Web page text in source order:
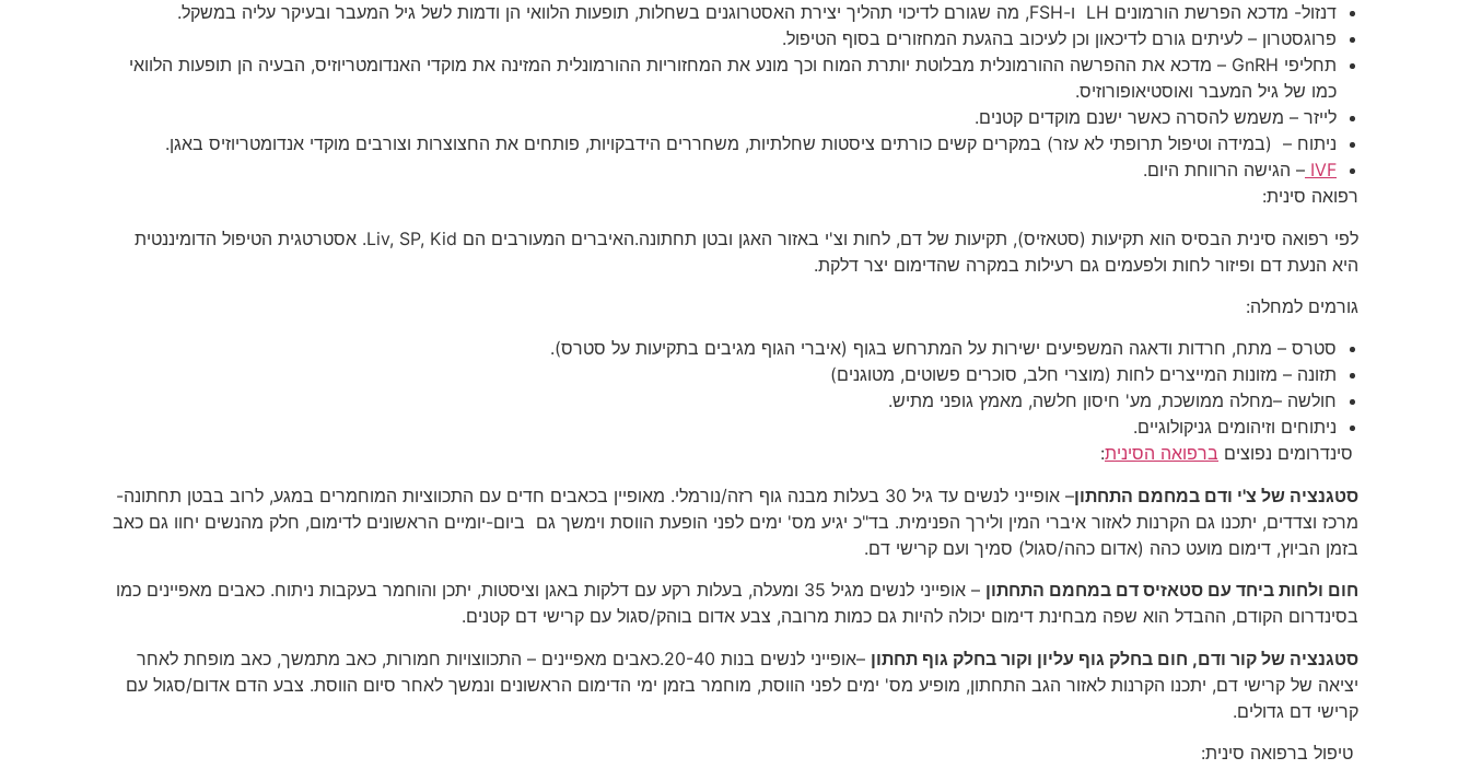
דנזול- מדכא הפרשת הורמונים LH ו-FSH, מה שגורם לדיכוי תהליך יצירת האסטרוגנים בשחלות, תופעות הלוואי הן ודמות לשל גיל המעבר ובעיקר עליה במשקל.
פרוגסטרון – לעיתים גורם לדיכאון וכן לעיכוב בהגעת המחזורים בסוף הטיפול.
תחליפי GnRH – מדכא את ההפרשה ההורמונלית מבלוטת יותרת המוח וכך מונע את המחזוריות ההורמונלית המזינה את מוקדי האנדומטריוזיס, הבעיה הן תופעות הלוואי
כמו של גיל המעבר ואוסטיאופורוזיס.
לייזר – משמש להסרה כאשר ישנם מוקדים קטנים.
ניתוח – (במידה וטיפול תרופתי לא עזר) במקרים קשים כורתים ציסטות שחלתיות, משחררים הידבקויות, פותחים את החצוצרות וצורבים מוקדי אנדומטריוזיס באגן.
IVF – הגישה הרווחת היום.
רפואה סינית:
לפי רפואה סינית הבסיס הוא תקיעות (סטאזיס), תקיעות של דם, לחות וצ'י באזור האגן ובטן תחתונה.האיברים המעורבים הם Liv, SP, Kid. אסטרטגית הטיפול הדומיננטית
היא הנעת דם ופיזור לחות ולפעמים גם רעילות במקרה שהדימום יצר דלקת.
גורמים למחלה:
סטרס – מתח, חרדות ודאגה המשפיעים ישירות על המתרחש בגוף (איברי הגוף מגיבים בתקיעות על סטרס).
תזונה – מזונות המייצרים לחות (מוצרי חלב, סוכרים פשוטים, מטוגנים)
חולשה –מחלה ממושכת, מע' חיסון חלשה, מאמץ גופני מתיש.
ניתוחים וזיהומים גניקולוגיים.
סינדרומים נפוצים ברפואה הסינית:
סטגנציה של צ'י ודם במחמם התחתון
– אופייני לנשים עד גיל 30 בעלות מבנה גוף רזה/נורמלי. מאופיין בכאבים חדים עם התכווציות המוחמרים במגע, לרוב בבטן תחתונה-
מרכז וצדדים, יתכנו גם הקרנות לאזור איברי המין ולירך הפנימית. בד"כ יגיע מס' ימים לפני הופעת הווסת וימשך גם ביום-יומיים הראשונים לדימום, חלק מהנשים יחוו גם כאב
בזמן הביוץ, דימום מועט כהה (אדום כהה/סגול) סמיך ועם קרישי דם.
חום ולחות ביחד עם סטאזיס דם במחמם התחתון
– אופייני לנשים מגיל 35 ומעלה, בעלות רקע עם דלקות באגן וציסטות, יתכן והוחמר בעקבות ניתוח. כאבים מאפיינים כמו
בסינדרום הקודם, ההבדל הוא שפה מבחינת דימום יכולה להיות גם כמות מרובה, צבע אדום בוהק/סגול עם קרישי דם קטנים.
סטגנציה של קור ודם, חום בחלק גוף עליון וקור בחלק גוף תחתון
–אופייני לנשים בנות 20-40.כאבים מאפיינים – התכווצויות חמורות, כאב מתמשך, כאב מופחת לאחר
יציאה של קרישי דם, יתכנו הקרנות לאזור הגב התחתון, מופיע מס' ימים לפני הווסת, מוחמר בזמן ימי הדימום הראשונים ונמשך לאחר סיום הווסת. צבע הדם אדום/סגול עם
קרישי דם גדולים.
טיפול ברפואה סינית: